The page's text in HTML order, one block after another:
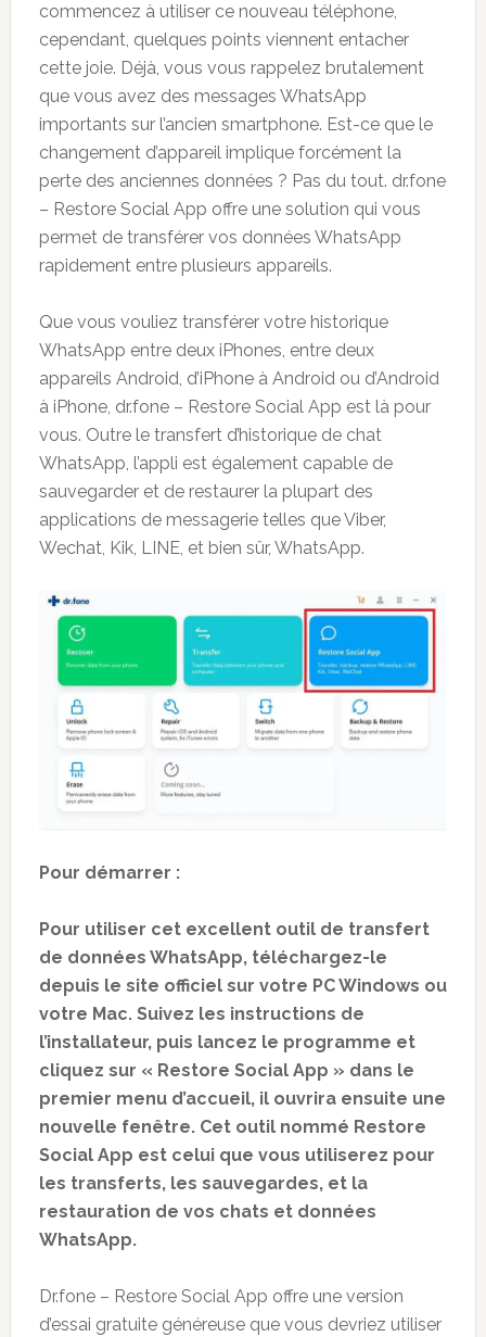
commencez à utiliser ce nouveau téléphone,
cependant, quelques points viennent entacher
cette joie. Déjà, vous vous rappelez brutalement
que vous avez des messages WhatsApp
importants sur l’ancien smartphone. Est-ce que le
changement d’appareil implique forcément la
perte des anciennes données ? Pas du tout. dr.fone
– Restore Social App offre une solution qui vous
permet de transférer vos données WhatsApp
rapidement entre plusieurs appareils.
Que vous vouliez transférer votre historique
WhatsApp entre deux iPhones, entre deux
appareils Android, d’iPhone à Android ou d’Android
à iPhone, dr.fone – Restore Social App est là pour
vous. Outre le transfert d’historique de chat
WhatsApp, l’appli est également capable de
sauvegarder et de restaurer la plupart des
applications de messagerie telles que Viber,
Wechat, Kik, LINE, et bien sûr, WhatsApp.
Pour démarrer :
Pour utiliser cet excellent outil de transfert
de données WhatsApp, téléchargez-le
depuis le site officiel sur votre PC Windows ou
votre Mac. Suivez les instructions de
l’installateur, puis lancez le programme et
cliquez sur « Restore Social App » dans le
premier menu d’accueil, il ouvrira ensuite une
nouvelle fenêtre. Cet outil nommé Restore
Social App est celui que vous utiliserez pour
les transferts, les sauvegardes, et la
restauration de vos chats et données
WhatsApp.
Dr.fone – Restore Social App offre une version
d’essai gratuite généreuse que vous devriez utiliser